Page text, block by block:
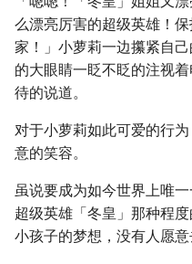
么漂亮厉害的超级英雄！
家！」小萝莉一边攥紧自
的大眼睛一眨不眨的注视
待的说道。
对于小萝莉如此可爱的行
意的笑容。
虽说要成为如今世界上唯
超级英雄「冬皇」那种程
小孩子的梦想，没有人愿意